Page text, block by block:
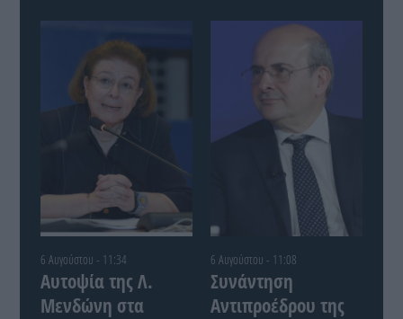
6 Αυγούστου - 11:34
Αυτοψία της Λ.
Μενδώνη στα
6 Αυγούστου - 11:08
Συνάντηση
Αντιπροέδρου της